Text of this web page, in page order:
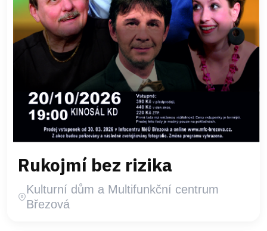
Rukojmí bez rizika
Kulturní dům a Multifunkční centrum
Březová